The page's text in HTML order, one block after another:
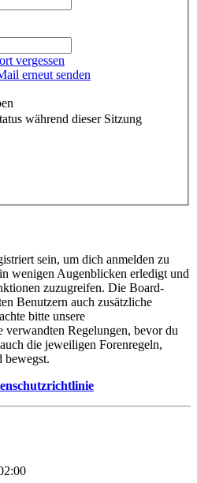
vergessen
erneut senden
während dieser Sitzung
sein, um dich anmelden zu
wenigen Augenblicken erledigt und
zuzugreifen. Die Board-
Benutzern auch zusätzliche
bitte unsere
verwandten Regelungen, bevor du
die jeweiligen Forenregeln,
bewegst.